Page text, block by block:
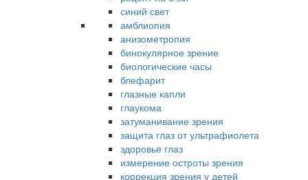
синий свет
амблиопия
анизометропия
бинокулярное зрение
биологические часы
блефарит
глазные капли
глаукома
затуманивание зрения
защита глаз от ультрафиолета
здоровье глаз
измерение остроты зрения
коррекция зрения у детей